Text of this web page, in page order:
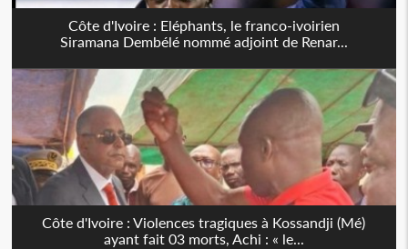
Côte d'Ivoire : Eléphants, le franco-ivoirien
Siramana Dembélé nommé adjoint de Renar...
Côte d'Ivoire : Violences tragiques à Kossandji (Mé)
ayant fait 03 morts, Achi : « le...